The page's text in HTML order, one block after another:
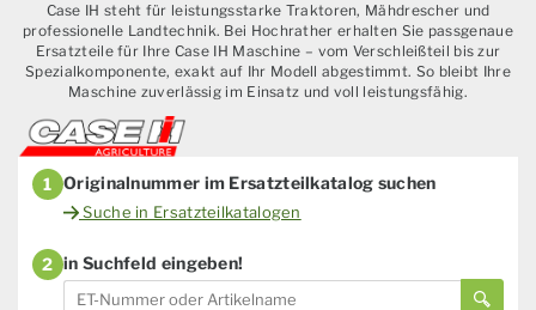
Case IH steht für leistungsstarke Traktoren, Mähdrescher und
professionelle Landtechnik. Bei Hochrather erhalten Sie passgenaue
Ersatzteile für Ihre Case IH Maschine – vom Verschleißteil bis zur
Spezialkomponente, exakt auf Ihr Modell abgestimmt. So bleibt Ihre
Maschine zuverlässig im Einsatz und voll leistungsfähig.
1 Originalnummer im Ersatzteilkatalog suchen
Suche in Ersatzteilkatalogen
2 in Suchfeld eingeben!